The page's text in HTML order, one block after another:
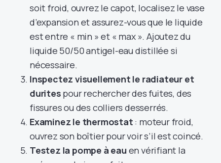
soit froid, ouvrez le capot, localisez le vase
d’expansion et assurez-vous que le liquide
est entre « min » et « max ». Ajoutez du
liquide 50/50 antigel-eau distillée si
nécessaire.
Inspectez visuellement le radiateur et
durites pour rechercher des fuites, des
fissures ou des colliers desserrés.
Examinez le thermostat : moteur froid,
ouvrez son boîtier pour voir s’il est coincé.
Testez la pompe à eau en vérifiant la